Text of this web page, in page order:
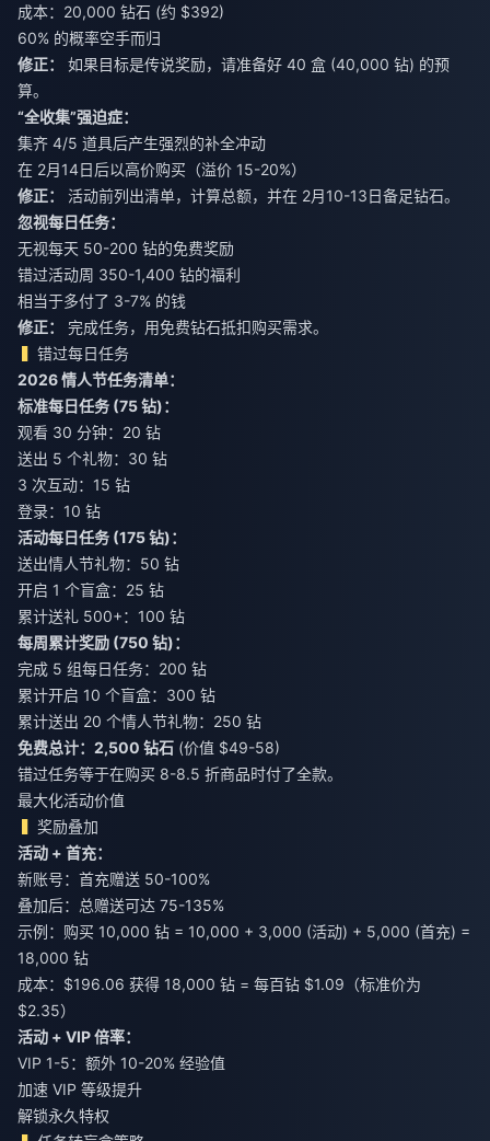
成本：20,000 钻石 (约 $392)
60% 的概率空手而归
修正：
如果目标是传说奖励，请准备好 40 盒 (40,000 钻) 的预
算。
“全收集”强迫症：
集齐 4/5 道具后产生强烈的补全冲动
在 2月14日后以高价购买（溢价 15-20%）
修正：
活动前列出清单，计算总额，并在 2月10-13日备足钻石。
忽视每日任务：
无视每天 50-200 钻的免费奖励
错过活动周 350-1,400 钻的福利
相当于多付了 3-7% 的钱
修正：
完成任务，用免费钻石抵扣购买需求。
错过每日任务
2026 情人节任务清单：
标准每日任务 (75 钻)：
观看 30 分钟：20 钻
送出 5 个礼物：30 钻
3 次互动：15 钻
登录：10 钻
活动每日任务 (175 钻)：
送出情人节礼物：50 钻
开启 1 个盲盒：25 钻
累计送礼 500+：100 钻
每周累计奖励 (750 钻)：
完成 5 组每日任务：200 钻
累计开启 10 个盲盒：300 钻
累计送出 20 个情人节礼物：250 钻
免费总计：2,500 钻石 (价值 $49-58)
错过任务等于在购买 8-8.5 折商品时付了全款。
最大化活动价值
奖励叠加
活动 + 首充：
新账号：首充赠送 50-100%
叠加后：总赠送可达 75-135%
示例：购买 10,000 钻 = 10,000 + 3,000 (活动) + 5,000 (首充) =
18,000 钻
成本：$196.06 获得 18,000 钻 = 每百钻 $1.09（标准价为
$2.35）
活动 + VIP 倍率：
VIP 1-5：额外 10-20% 经验值
加速 VIP 等级提升
解锁永久特权